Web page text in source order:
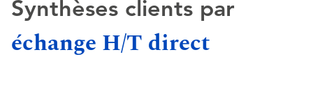
Synthèses clients par
échange H/T direct